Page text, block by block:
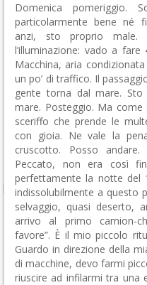
Domenica
particolarmente bene né
anzi, sto proprio male.
l’illuminazione: vado a
Macchina, aria
un po’ di traffico. Il
gente torna dal mare.
mare. Posteggio. Ma come
sceriffo che prende le
con gioia. Ne vale la
cruscotto. Posso
Peccato, non era così
perfettamente la notte del
indissolubilmente a questo
selvaggio, quasi deserto,
arrivo al primo camion-
favore”. È il mio piccolo
Guardo in direzione della
di macchine, devo farmi
riuscire ad infilarmi tra una